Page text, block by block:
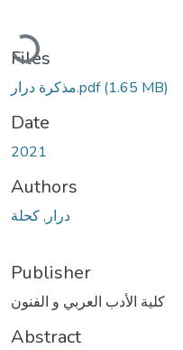
Files
مذكرة درار.pdf(1.65 MB)
Date
2021
Authors
درار, كحلة
Publisher
كلية الأدب العربي و الفنون
Abstract